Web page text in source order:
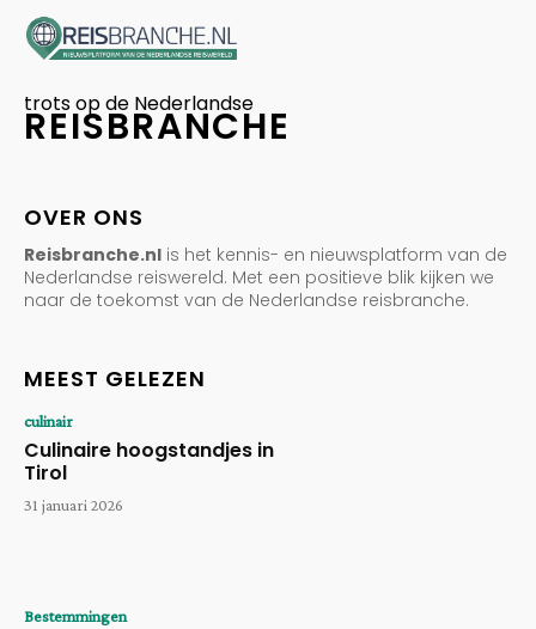
trots op de Nederlandse
REISBRANCHE
OVER ONS
Reisbranche.nl is het kennis- en nieuwsplatform van de
Nederlandse reiswereld. Met een positieve blik kijken we
naar de toekomst van de Nederlandse reisbranche.
MEEST GELEZEN
culinair
Culinaire hoogstandjes in
Tirol
31 januari 2026
Bestemmingen